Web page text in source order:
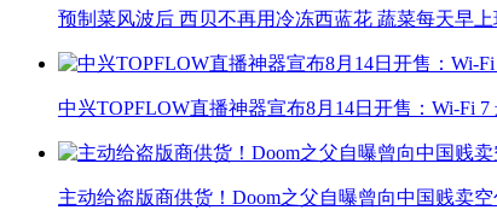
预制菜风波后 西贝不再用冷冻西蓝花 蔬菜每天早
中兴TOPFLOW直播神器宣布8月14日开售：Wi-Fi 7
主动给盗版商供货！Doom之父自曝曾向中国贱卖空